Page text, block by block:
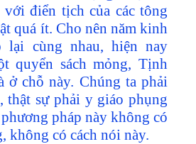
với điển tịch của các tông
quá ít. Cho nên năm kinh
lại cùng nhau, hiện nay
quyển sách mỏng, Tịnh
ở chỗ này. Chúng ta phải
thật sự phải y giáo phụng
pháp này không có
không có cách nói này.